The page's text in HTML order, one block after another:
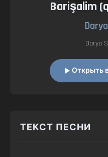
Barişalim
Darya
Открыть
ТЕКСТ ПЕСНИ